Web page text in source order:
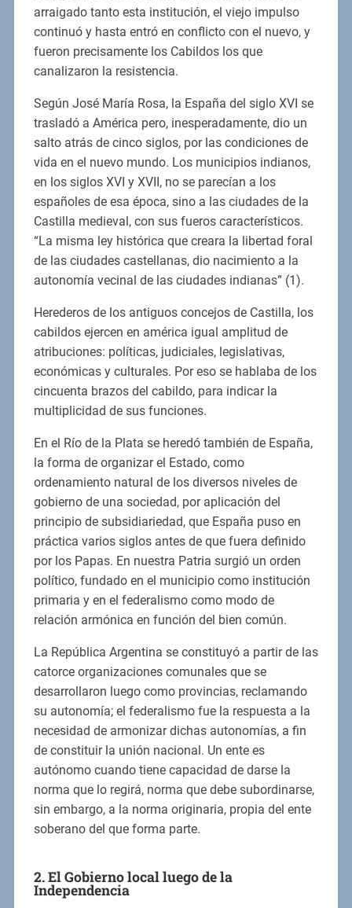
arraigado tanto esta institución, el viejo impulso
continuó y hasta entró en conflicto con el nuevo, y
fueron precisamente los Cabildos los que
canalizaron la resistencia.
Según José María Rosa, la España del siglo XVI se
trasladó a América pero, inesperadamente, dio un
salto atrás de cinco siglos, por las condiciones de
vida en el nuevo mundo. Los municipios indianos,
en los siglos XVI y XVII, no se parecían a los
españoles de esa época, sino a las ciudades de la
Castilla medieval, con sus fueros característicos.
“La misma ley histórica que creara la libertad foral
de las ciudades castellanas, dio nacimiento a la
autonomía vecinal de las ciudades indianas” (1).
Herederos de los antiguos concejos de Castilla, los
cabildos ejercen en américa igual amplitud de
atribuciones: políticas, judiciales, legislativas,
económicas y culturales. Por eso se hablaba de los
cincuenta brazos del cabildo, para indicar la
multiplicidad de sus funciones.
En el Río de la Plata se heredó también de España,
la forma de organizar el Estado, como
ordenamiento natural de los diversos niveles de
gobierno de una sociedad, por aplicación del
principio de subsidiariedad, que España puso en
práctica varios siglos antes de que fuera definido
por los Papas. En nuestra Patria surgió un orden
político, fundado en el municipio como institución
primaria y en el federalismo como modo de
relación armónica en función del bien común.
La República Argentina se constituyó a partir de las
catorce organizaciones comunales que se
desarrollaron luego como provincias, reclamando
su autonomía; el federalismo fue la respuesta a la
necesidad de armonizar dichas autonomías, a fin
de constituir la unión nacional. Un ente es
autónomo cuando tiene capacidad de darse la
norma que lo regirá, norma que debe subordinarse,
sin embargo, a la norma originaria, propia del ente
soberano del que forma parte.
2. El Gobierno local luego de la
Independencia